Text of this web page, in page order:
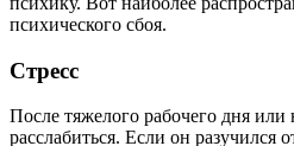
психического сбоя.
Стресс
После тяжелого рабочего дня
расслабиться. Если он разучился